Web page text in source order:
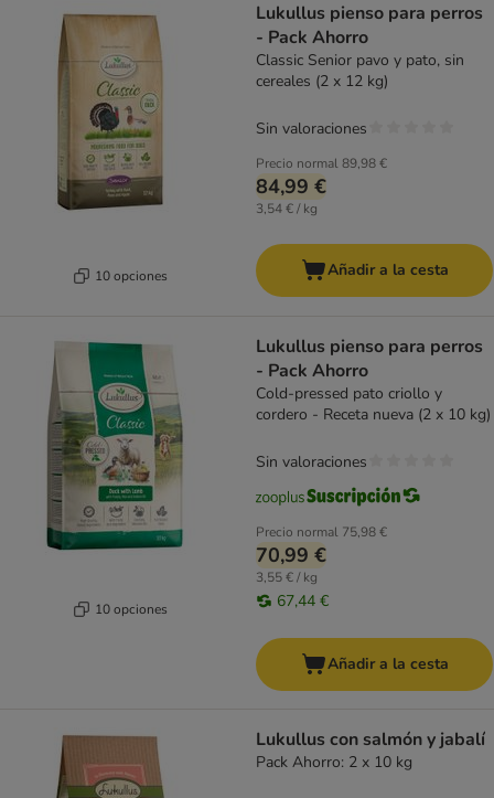
10 opciones
Lukullus pienso para perros
- Pack Ahorro
Classic Senior pavo y pato, sin
cereales (2 x 12 kg)
Precio normal89,98 €
84,99 €
3,54 € / kg
Sin valoraciones
Añadir a la cesta
10 opciones
Lukullus pienso para perros
- Pack Ahorro
Cold-pressed pato criollo y
cordero - Receta nueva (2 x 10 kg)
Precio normal 75,98 €
70,99 €
3,55 € / kg
67,44 €
Sin valoraciones
Añadir a la cesta
Lukullus con salmón y jabalí
Pack Ahorro: 2 x 10 kg